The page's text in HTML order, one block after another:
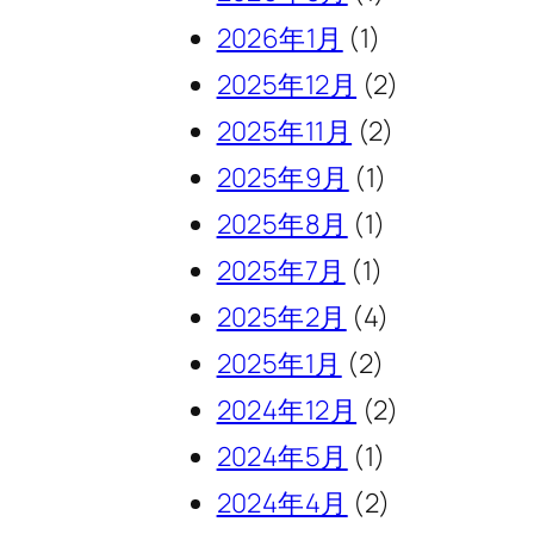
2026年1月 (1)
2025年12月 (2)
2025年11月 (2)
2025年9月 (1)
2025年8月 (1)
2025年7月 (1)
2025年2月 (4)
2025年1月 (2)
2024年12月 (2)
2024年5月 (1)
2024年4月 (2)